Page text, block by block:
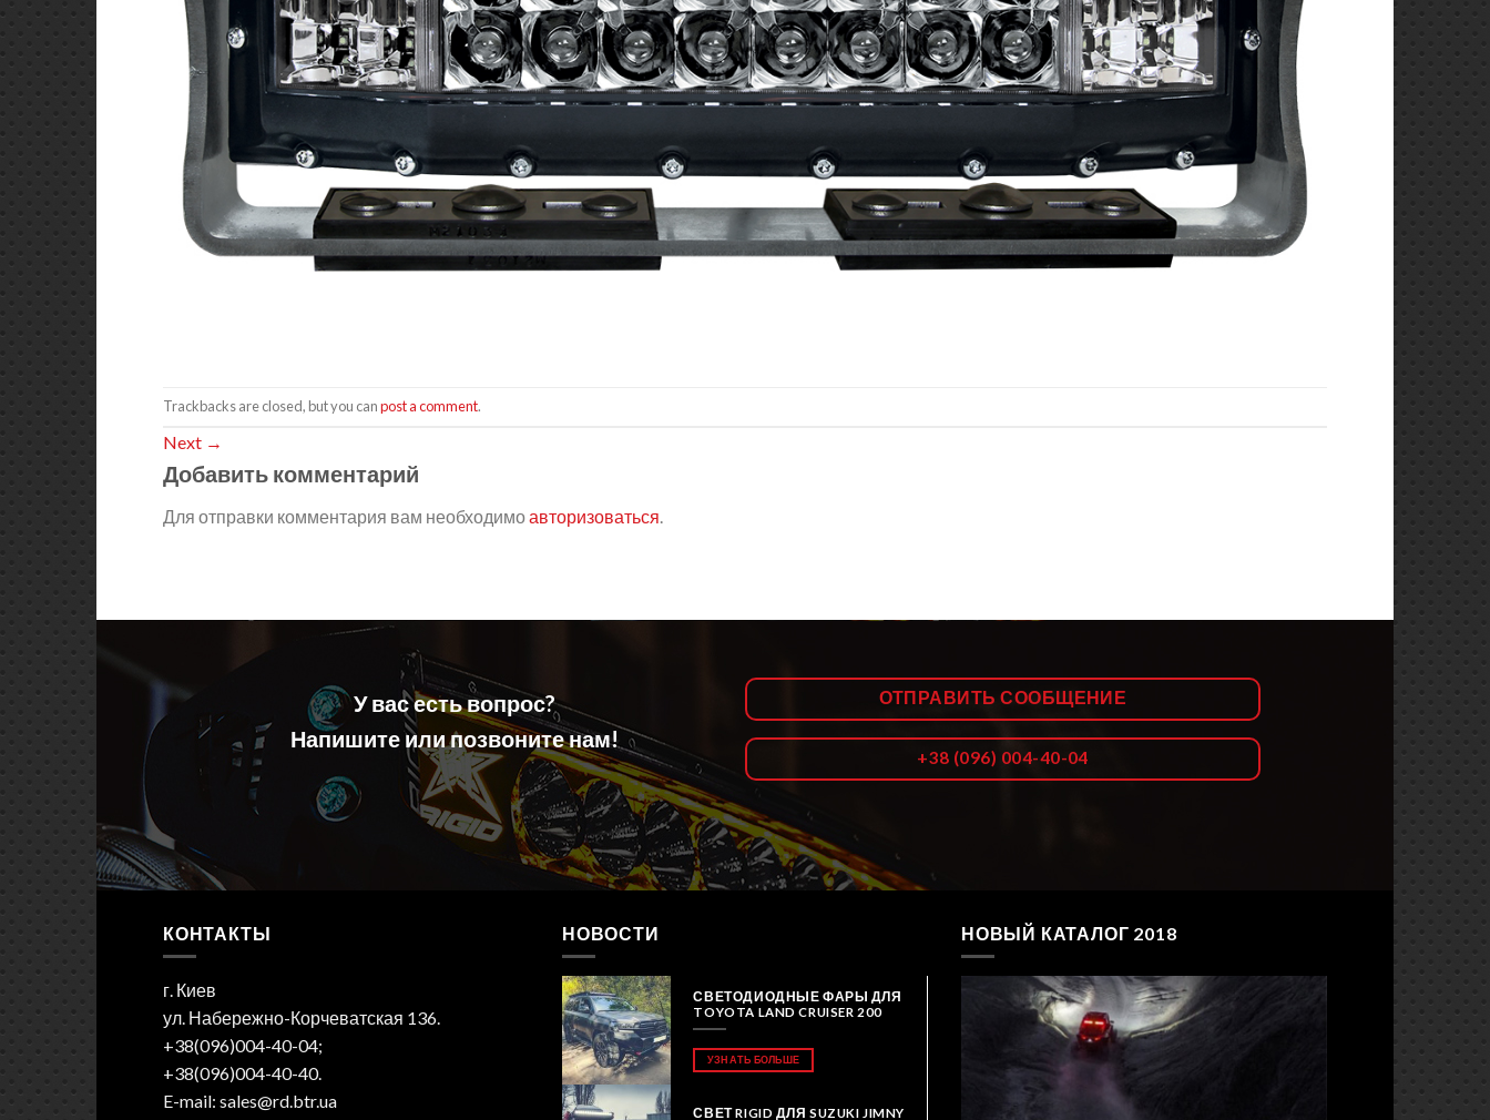
Trackbacks are closed, but you canpost a comment.
Next →
Добавить комментарий
Для отправки комментария вам необходимоавторизоваться.
У вас есть вопрос?
Напишите или позвоните нам!
ОТПРАВИТЬ СООБЩЕНИЕ
+38 (096) 004-40-04
КОНТАКТЫ
г. Киев
ул. Набережно-Корчеватская 136.
+38(096)004-40-04;
+38(096)004-40-40.
E-mail: sales@rd.btr.ua
НОВОСТИ
СВЕТОДИОДНЫЕ ФАРЫ ДЛЯ
TOYOTA LAND CRUISER 200
УЗНАТЬ БОЛЬШЕ
СВЕТ RIGID ДЛЯ SUZUKI JIMNY
НОВЫЙ КАТАЛОГ 2018